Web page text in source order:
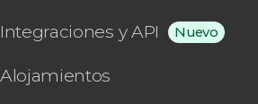
Integraciones y API Nuevo
Alojamientos